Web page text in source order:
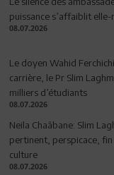
puissance s’affaiblit elle-
08.07.2026
Le doyen Wahid
carrière, le Pr Slim
milliers d’étudiants
08.07.2026
Neila Chaâbane: Slim
pertinent, perspicace,
culture
08.07.2026